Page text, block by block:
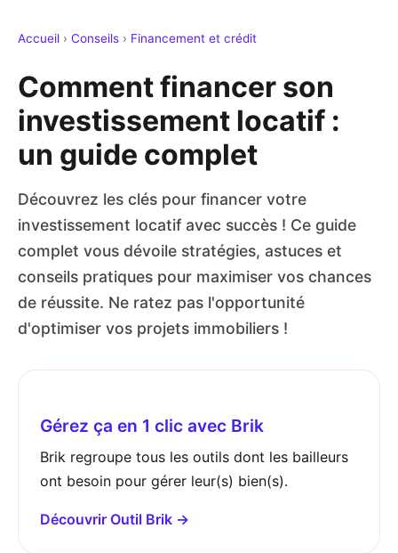
Accueil › Conseils › Financement et crédit
Comment financer son
investissement locatif :
un guide complet
Découvrez les clés pour financer votre
investissement locatif avec succès ! Ce guide
complet vous dévoile stratégies, astuces et
conseils pratiques pour maximiser vos chances
de réussite. Ne ratez pas l'opportunité
d'optimiser vos projets immobiliers !
Gérez ça en 1 clic avec Brik
Brik regroupe tous les outils dont les bailleurs
ont besoin pour gérer leur(s) bien(s).
Découvrir Outil Brik →